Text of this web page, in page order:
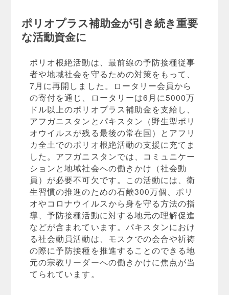
ポリオプラス補助金が引き続き重要
な活動資金に
ポリオ根絶活動は、最前線の予防接種従事
者や地域社会を守るための対策をもって、
7月に再開しました。ロータリー会員から
の寄付を通じ、ロータリーは6月に5000万
ドル以上のポリオプラス補助金を支給し、
アフガニスタンとパキスタン（野生型ポリ
オウイルスが残る最後の常在国）とアフリ
カ全土でのポリオ根絶活動の支援に充てま
した。アフガニスタンでは、コミュニケー
ションと地域社会への働きかけ（社会動
員）が必要不可欠です。この活動には、衛
生習慣の推進のための石鹸300万個、ポリ
オやコロナウイルスから身を守る方法の指
導、予防接種活動に対する地元の理解促進
などが含まれています。パキスタンにおけ
る社会動員活動は、モスクでの会合や祈祷
の際に予防接種を推進することのできる地
元の宗教リーダーへの働きかけに焦点が当
てられています。